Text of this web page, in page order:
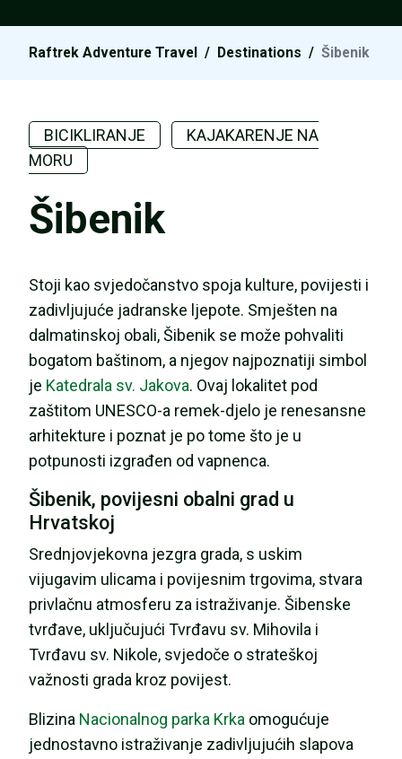
Raftrek Adventure Travel / Destinations / Šibenik
BICIKLIRANJE
KAJAKARENJE NA
MORU
Šibenik
Stoji kao svjedočanstvo spoja kulture, povijesti i
zadivljujuće jadranske ljepote. Smješten na
dalmatinskoj obali, Šibenik se može pohvaliti
bogatom baštinom, a njegov najpoznatiji simbol
je Katedrala sv. Jakova. Ovaj lokalitet pod
zaštitom UNESCO-a remek-djelo je renesansne
arhitekture i poznat je po tome što je u
potpunosti izgrađen od vapnenca.
Šibenik, povijesni obalni grad u
Hrvatskoj
Srednjovjekovna jezgra grada, s uskim
vijugavim ulicama i povijesnim trgovima, stvara
privlačnu atmosferu za istraživanje. Šibenske
tvrđave, uključujući Tvrđavu sv. Mihovila i
Tvrđavu sv. Nikole, svjedoče o strateškoj
važnosti grada kroz povijest.
Blizina Nacionalnog parka Krka omogućuje
jednostavno istraživanje zadivljujućih slapova